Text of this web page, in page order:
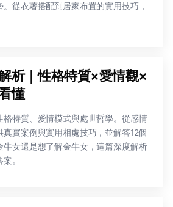
從衣著搭配到居家布置的實用技巧，
析｜性格特質×愛情觀×
懂
格特質、愛情模式與處世哲學。從感情
實案例與實用相處技巧，並解答12個
牛女還是想了解金牛女，這篇深度解析
。